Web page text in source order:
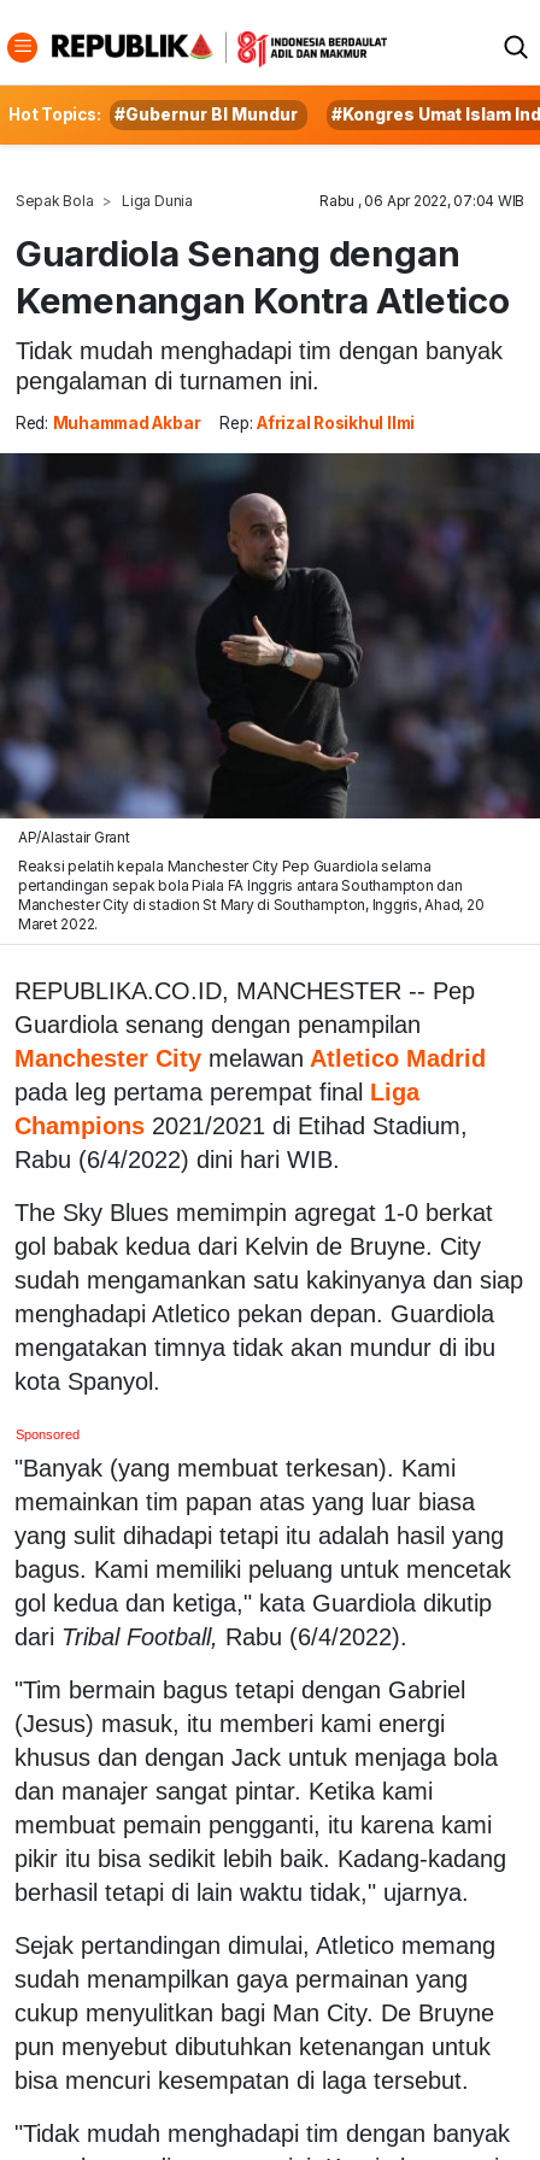
Hot Topics: #Gubernur BI Mundur #Kongres Umat Islam
Sepak Bola Liga Dunia Rabu , 06 Apr 2022, 07:04 WIB
Guardiola Senang dengan
Kemenangan Kontra Atletico
Tidak mudah menghadapi tim dengan banyak
pengalaman di turnamen ini.
Red: Muhammad Akbar Rep: Afrizal Rosikhul Ilmi
AP/Alastair Grant
Reaksi pelatih kepala Manchester City Pep Guardiola selama
pertandingan sepak bola Piala FA Inggris antara Southampton dan
Manchester City di stadion St Mary di Southampton, Inggris, Ahad, 20
Maret 2022.
REPUBLIKA.CO.ID, MANCHESTER -- Pep
Guardiola senang dengan penampilan
Manchester City melawan Atletico Madrid
pada leg pertama perempat final Liga
Champions 2021/2021 di Etihad Stadium,
Rabu (6/4/2022) dini hari WIB.
The Sky Blues memimpin agregat 1-0 berkat
gol babak kedua dari Kelvin de Bruyne. City
sudah mengamankan satu kakinyanya dan siap
menghadapi Atletico pekan depan. Guardiola
mengatakan timnya tidak akan mundur di ibu
kota Spanyol.
Sponsored
"Banyak (yang membuat terkesan). Kami
memainkan tim papan atas yang luar biasa
yang sulit dihadapi tetapi itu adalah hasil yang
bagus. Kami memiliki peluang untuk mencetak
gol kedua dan ketiga," kata Guardiola dikutip
dari Tribal Football, Rabu (6/4/2022).
"Tim bermain bagus tetapi dengan Gabriel
(Jesus) masuk, itu memberi kami energi
khusus dan dengan Jack untuk menjaga bola
dan manajer sangat pintar. Ketika kami
membuat pemain pengganti, itu karena kami
pikir itu bisa sedikit lebih baik. Kadang-kadang
berhasil tetapi di lain waktu tidak," ujarnya.
Sejak pertandingan dimulai, Atletico memang
sudah menampilkan gaya permainan yang
cukup menyulitkan bagi Man City. De Bruyne
pun menyebut dibutuhkan ketenangan untuk
bisa mencuri kesempatan di laga tersebut.
"Tidak mudah menghadapi tim dengan banyak